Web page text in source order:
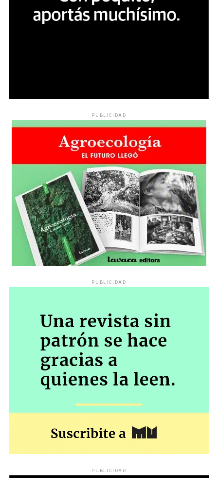
PUBLICIDAD
PUBLICIDAD
PUBLICIDAD